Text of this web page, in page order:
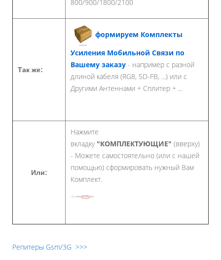
800/900/1800/2100
Так же:
формируем Комплекты
Усиления Мобильной Связи по
Вашему заказу - например с разной
длиной кабеля (RG8, 5D-FB, ...) или с
Другими Антеннами + Сплитер + ...
Или:
Нажмите
вкладку "КОМПЛЕКТУЮЩИЕ" (вверху)
- Можете самостоятельно (или с нашей
помощью) сформировать нужный Вам
Комплект.
Репитеры Gsm/3G >>>